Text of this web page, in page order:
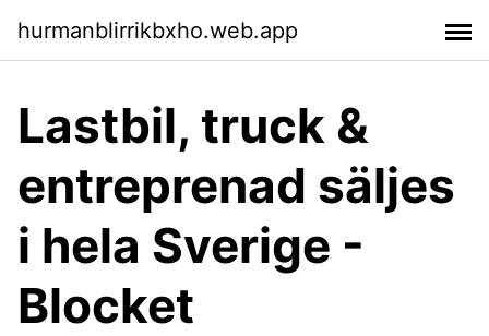
hurmanblirrikbxho.web.app
Lastbil, truck &
entreprenad säljes
i hela Sverige -
Blocket